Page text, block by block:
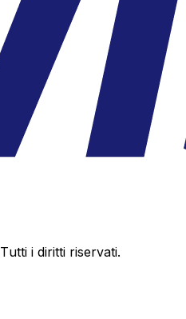
Tutti i diritti riservati.